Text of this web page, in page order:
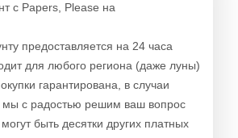
с Papers, Please на
предоставляется на 24 часа
для любого региона (даже луны)
гарантирована, в случаи
с радостью решим ваш вопрос
быть десятки других платных